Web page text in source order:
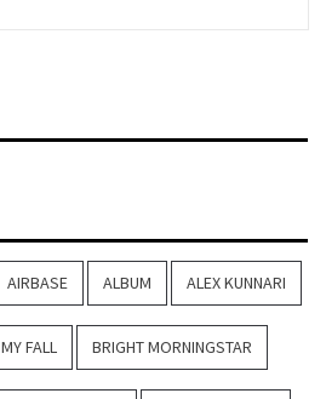
AIRBASE ALBUM ALEX KUNNARI
FALL BRIGHT MORNINGSTAR